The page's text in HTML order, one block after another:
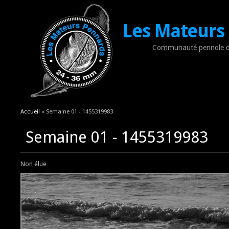
Les
Communauté pennole
Vous êtes ici
Accueil » Semaine 01 - 1455319983
Semaine 01 - 1455319983
Non élue